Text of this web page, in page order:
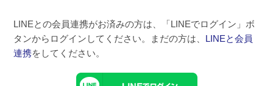
LINEとの会員連携がお済みの方は、「LINEでログイン」ボ
タンからログインしてください。まだの方は、 LINEと会員
連携をしてください。